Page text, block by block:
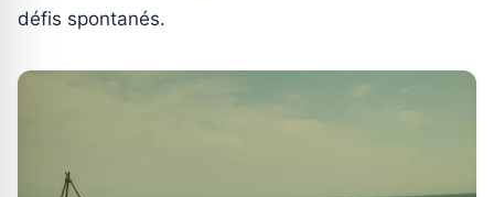
défis spontanés.